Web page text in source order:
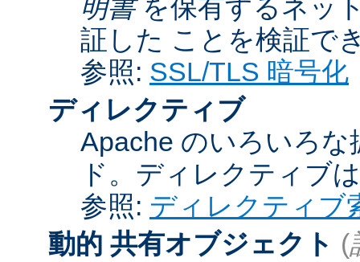
明書を保有するネッ
証した ことを検証で
参照: SSL/TLS 暗号化
ディレクティブ
Apache のいろいろ
ド。ディレクティブ
参照: ディレクティブ
動的 共有オブジェクト (